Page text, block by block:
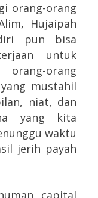
orang-orang
Hujaipah
pun bisa
untuk
orang
mustahil
niat, dan
yang kita
waktu
jerih payah